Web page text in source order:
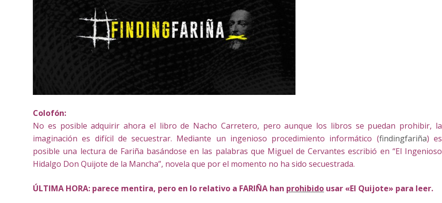
Colofón:
No es posible adquirir ahora el libro de Nacho Carretero, pero aunque los libros se puedan prohibir, la
imaginación es difícil de secuestrar. Mediante un ingenioso procedimiento informático (findingfariña) es
posible una lectura de Fariña basándose en las palabras que Miguel de Cervantes escribió en “El Ingenioso
Hidalgo Don Quijote de la Mancha”, novela que por el momento no ha sido secuestrada.
ÚLTIMA HORA: parece mentira, pero en lo relativo a FARIÑA han prohibido usar «El Quijote» para leer.